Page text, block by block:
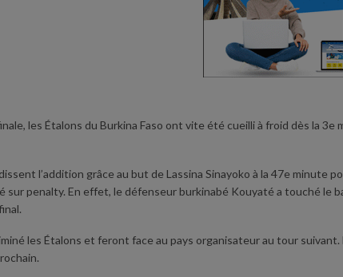
les Étalons du Burkina Faso ont vite été cueilli à froid dès la
l’addition grâce au but de Lassina Sinayoko à la 47e minute
sur penalty. En effet, le défenseur burkinabé Kouyaté a touché le
les Étalons et feront face au pays organisateur au tour